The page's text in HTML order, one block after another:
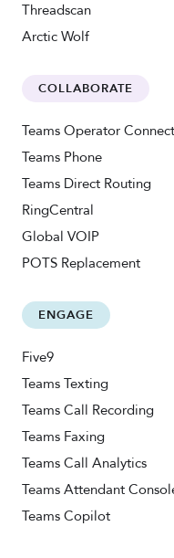
Threadscan
Arctic Wolf
COLLABORATE
Teams Operator Connect
Teams Phone
Teams Direct Routing
RingCentral
Global VOIP
POTS Replacement
ENGAGE
Five9
Teams Texting
Teams Call Recording
Teams Faxing
Teams Call Analytics
Teams Attendant
Teams Copilot